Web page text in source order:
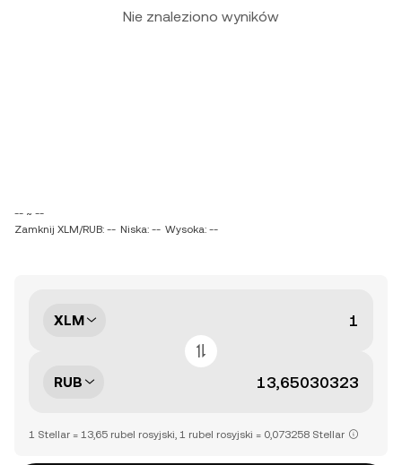
Nie znaleziono wyników
-- ~ --
Zamknij XLM/RUB: -- Niska: -- Wysoka: --
XLM
RUB
1 Stellar = 13,65 rubel rosyjski, 1 rubel rosyjski = 0,073258 Stellar